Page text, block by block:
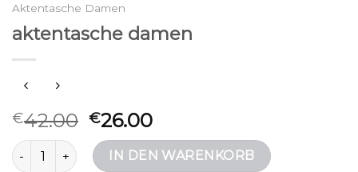
Aktentasche Damen
aktentasche damen
€42.00 €26.00
aktentasche damen MengeIN DEN WARENKORB